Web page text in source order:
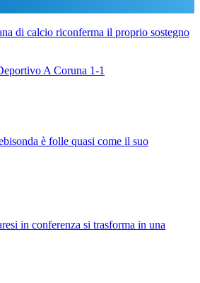
di calcio riconferma il proprio sostegno
A Coruna 1-1
è folle quasi come il suo
in conferenza si trasforma in una